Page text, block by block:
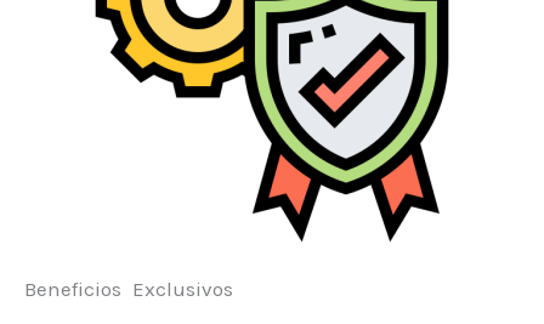
Beneficios Exclusivos